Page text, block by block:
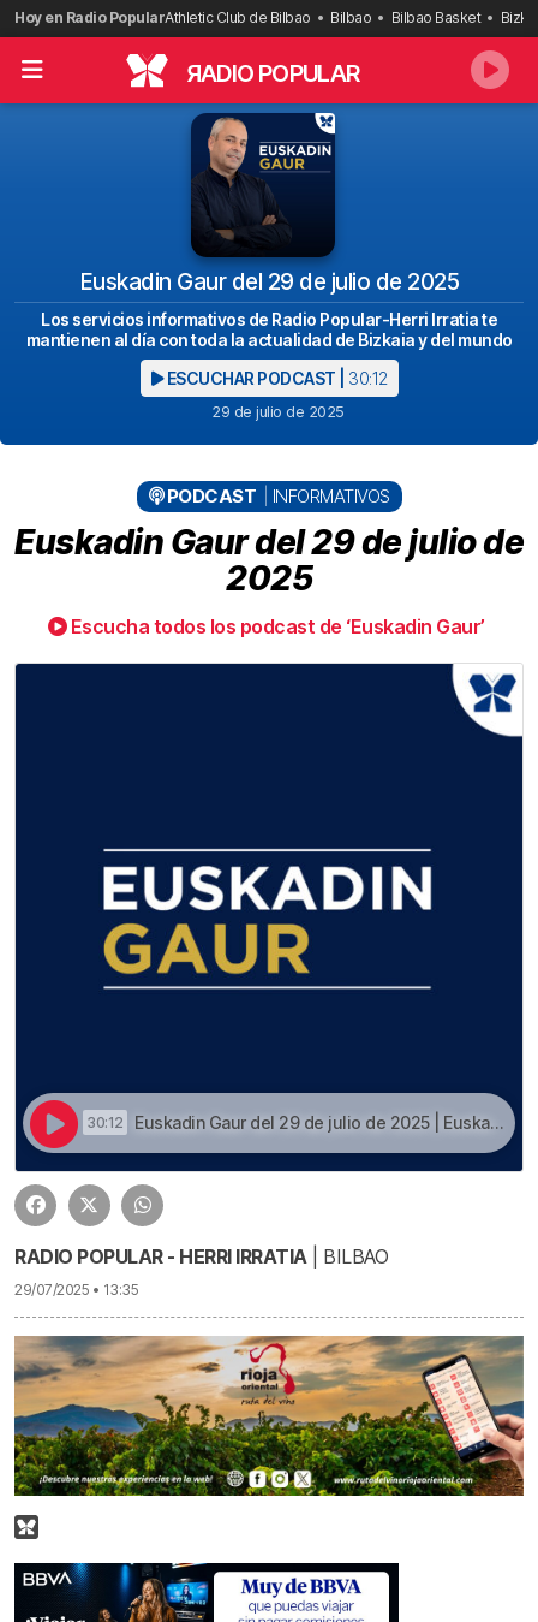
Saltar
al
contenido
Hoy en Radio PopularAthletic Club de Bilbao Bilbao Bilbao Basket
RADIO POPULAR
Euskadin Gaur del 29 de julio de 2025
Los servicios informativos de Radio Popular-Herri Irratia te
mantienen al día con toda la actualidad de Bizkaia y del mundo
ESCUCHAR PODCAST | 30:12
29 de julio de 2025
PODCAST INFORMATIVOS
Euskadin Gaur del 29 de julio de
2025
Escucha todos los podcast de ‘Euskadin Gaur’
30:12 Euskadin Gaur del 29 de julio de 2025 | Euskadin Gaur del 29 de julio de 2025
RADIO POPULAR - HERRI IRRATIA| BILBAO
29/07/2025 • 13:35